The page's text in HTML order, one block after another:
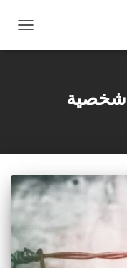
التنقل
شخصية